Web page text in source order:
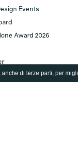
di terze parti, per
Events
Award 2026